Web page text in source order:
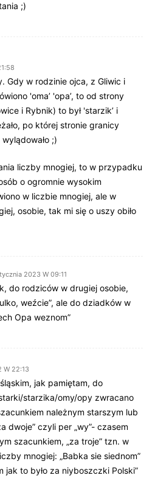
;)
Gdy w rodzinie ojca, z Gliwic i
'oma’ 'opa’, to od strony
i Rybnik) to był 'starzik’ i
po której stronie granicy
;)
liczby mnogiej, to w przypadku
o ogromnie wysokim
w liczbie mnogiej, ale w
osobie, tak mi się o uszy obiło
2023 W 09:11
do rodziców w drugiej osobie,
weźcie”, ale do dziadków w
Opa weznom”
W 22:13
jak pamiętam, do
starzika/omy/opy zwracano
należnym starszym lub
dwoje” czyli per „wy”- czasem
szacunkiem, „za troje” tzn. w
mnogiej: „Babka sie siednom”
jak to było za niyboszczki Polski”